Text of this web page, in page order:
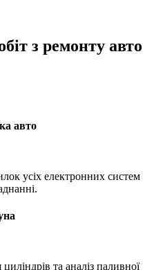
з ремонту авто
авто
усіх електронних систем
та аналіз паливної